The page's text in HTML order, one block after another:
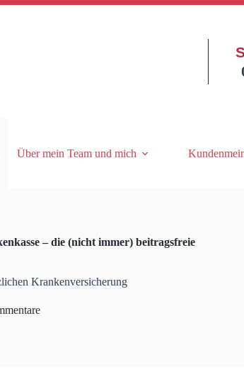
Über mein Team und mich
– die (nicht immer) beitragsfreie
Krankenversicherung